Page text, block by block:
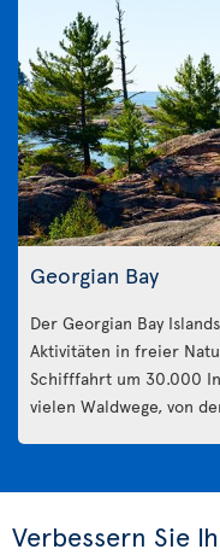
Georgian Bay
Der Georgian Bay
Aktivitäten in freier
Schifffahrt um 30.000
vielen Waldwege, von
Verbessern Sie